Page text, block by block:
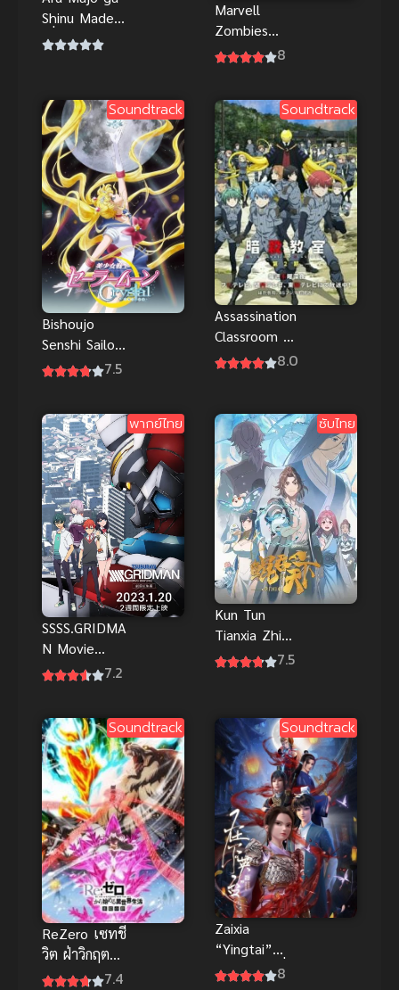
Shinu Made
เมื่อแม่มด
Marvell
Zombies
(2025) มาร์
8
Soundtrack
Bishoujo
Senshi Sailor
Moon Crystal
ภาค 1
7.5
Soundtrack
Assassination
Classroom 2
ห้องเรียนลอบ
8.0
พากย์ไทย
SSSS.GRIDMA
N Movie
พากย์ไทย อนิ
ภาพสวยงาม
มาก
7.2
ซับไทย
Kun Tun
Tianxia Zhi
Zhang Men
Whale
Homecoming
) พญามัจฉา
กลืนใต้หล้า
ภาคเถ้าแก่
หวนกลับ
7.5
Soundtrack
ReZero เซทชี
วิต ฝ่าวิกฤต
ต่างโลก เดอะ
7.4
Soundtrack
Zaixia
“Yingtai”
(2024) ข้านี่
8